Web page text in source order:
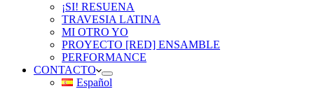
¡SI! RESUENA
TRAVESIA LATINA
MI OTRO YO
PROYECTO [RED] ENSAMBLE
PERFORMANCE
CONTACTO
Español